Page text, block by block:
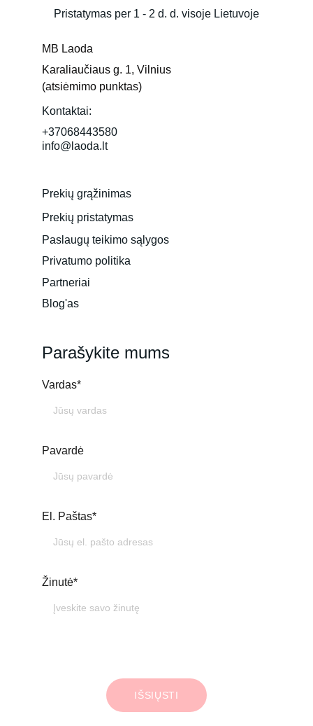
Parašykite mums
Vardas*
Pavardė
El. Paštas*
Žinutė*
IŠSIŲSTI
MB Laoda
Karaliaučiaus g. 1, Vilnius
(atsiėmimo punktas)
Kontaktai:
+37068443580
info@laoda.lt
Paslaugų teikimo sąlygos
Prekių grąžinimas
Prekių pristatymas
Privatumo politika
Pristatymas per 1 - 2 d. d. visoje Lietuvoje
Partneriai
Blog'as